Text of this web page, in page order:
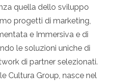
quella dello sviluppo
progetti di marketing,
e Immersiva e di
le soluzioni uniche di
di partner selezionati.
Cultura Group, nasce nel